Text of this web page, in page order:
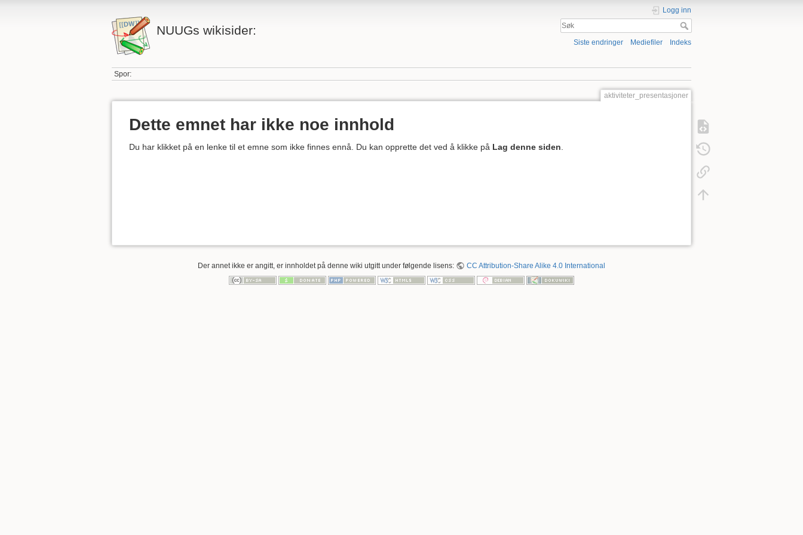
NUUGs wikisider:
Logg inn
Siste endringer Mediefiler Indeks
Spor:
aktiviteter_presentasjoner
Dette emnet har ikke noe innhold
Du har klikket på en lenke til et emne som ikke finnes ennå. Du kan opprette det ved å klikke på Lag denne siden.
Der annet ikke er angitt, er innholdet på denne wiki utgitt under følgende lisens: CC Attribution-Share Alike 4.0 International